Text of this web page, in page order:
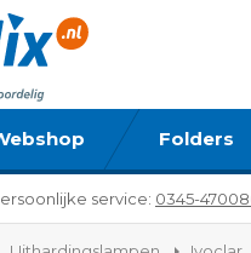
Folders
service: 0345-